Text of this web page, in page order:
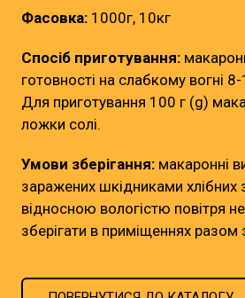
Фасовка: 1000г, 10кг
Спосіб приготування:
готовності на слабкому вогні
Для приготування 100 г (g)
ложки солі.
Умови зберігання: макаронні
заражених шкідниками хлібних
відносною вологістю повітря
зберігати в приміщеннях